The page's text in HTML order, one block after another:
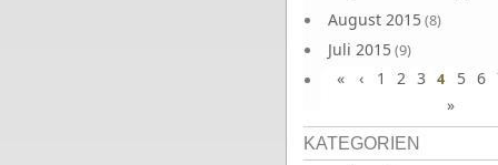
August 2015(8)
Juli 2015(9)
Juni 2015(9)
« ‹ 1 2 3 4 5 6
»
KATEGORIEN